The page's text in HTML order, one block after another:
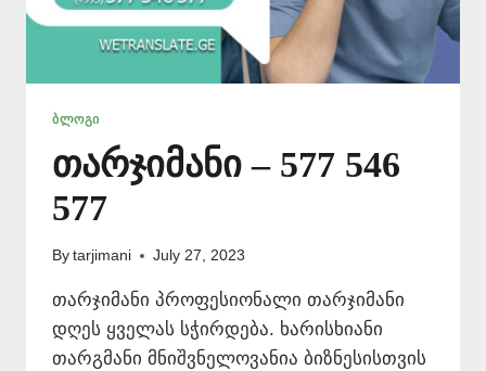
ᲑᲚᲝᲒᲘ
თარჯიმანი – 577 546
577
By tarjimani July 27, 2023
თარჯიმანი პროფესიონალი თარჯიმანი
დღეს ყველას სჭირდება. ხარისხიანი
თარგმანი მნიშვნელოვანია ბიზნესისთვის